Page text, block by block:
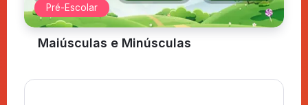
Pré-Escolar
Maiúsculas e Minúsculas